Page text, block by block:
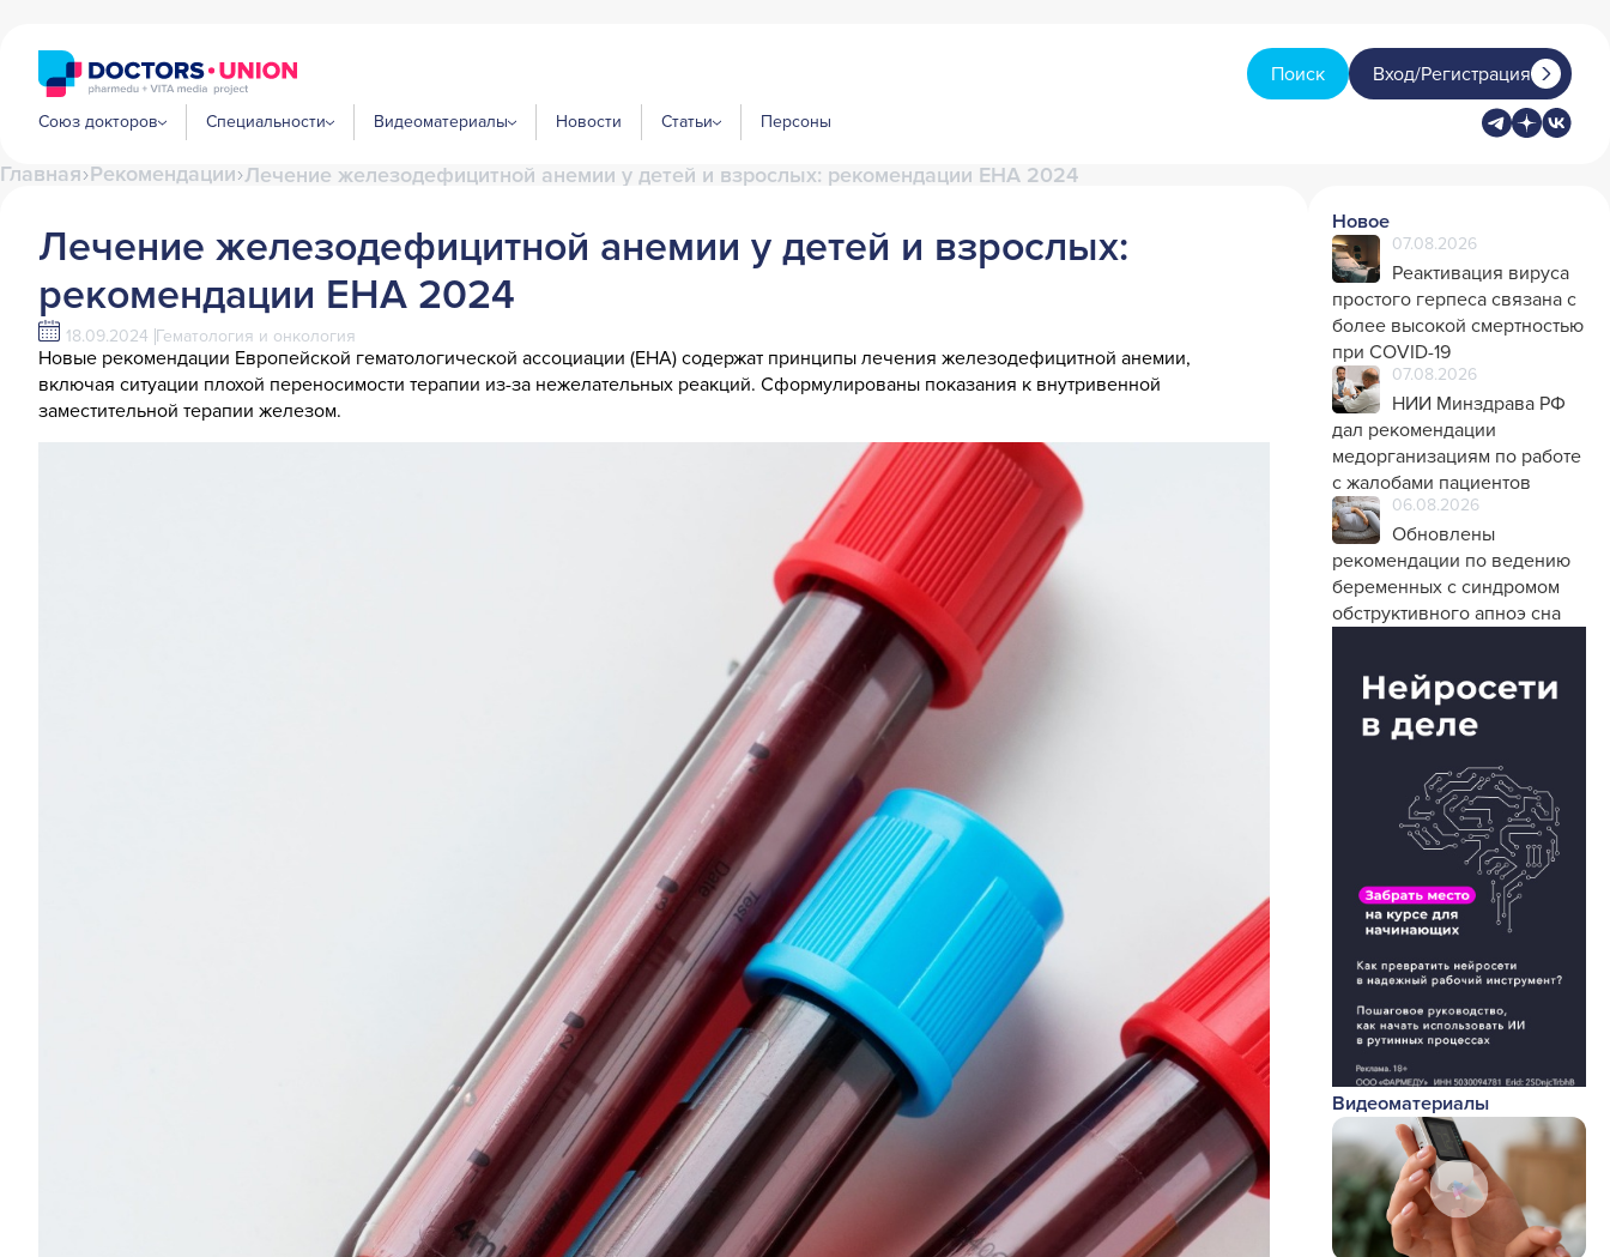
Поиск Вход/Регистрация
Союз докторов Специальности Видеоматериалы Новости Статьи Персоны
Главная Рекомендации Лечение железодефицитной анемии у детей и взрослых: рекомендации EHA 2024
Лечение железодефицитной анемии у детей и взрослых:
рекомендации EHA 2024
18.09.2024 Гематология и онкология
Новые рекомендации Европейской гематологической ассоциации (EHA) содержат принципы лечения железодефицитной анемии,
включая ситуации плохой переносимости терапии из-за нежелательных реакций. Сформулированы показания к внутривенной
заместительной терапии железом.
Новое
07.08.2026
Реактивация вируса
простого герпеса связана с
более высокой смертностью
при COVID-19
07.08.2026
НИИ Минздрава РФ
дал рекомендации
медорганизациям по работе
с жалобами пациентов
06.08.2026
Обновлены
рекомендации по ведению
беременных с синдромом
обструктивного апноэ сна
Видеоматериалы